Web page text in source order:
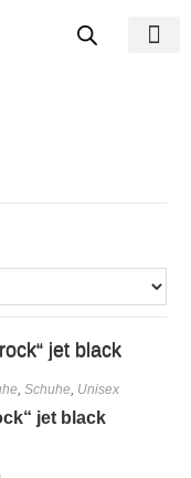
, Schuhe, Unisex
jet black